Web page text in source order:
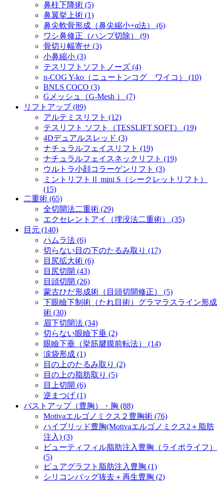
鼻柱下降術 (5)
鼻翼挙上術 (1)
鼻尖軟骨形成（鼻尖縮小+α法） (6)
ワシ鼻修正（ハンプ切除） (9)
骨切り幅寄せ (3)
小鼻縮小 (3)
テスリフトソフトノーズ (4)
n-COG Y-ko（ニュートンコグ ワイコ） (10)
BNLS COCO (3)
Gメッシュ（G-Mesh ） (7)
リフトアップ (89)
アルテミスリフト (12)
テスリフト ソフト（TESSLIFT SOFT） (19)
4Dデュアルスレッド (3)
ナチュラルフェイスリフト (19)
ナチュラルフェイスネックリフト (19)
ウルトラ小顔コラーゲンリフト (3)
ミントリフトⅡ mini S（シークレットリフト）
(15)
二重術 (65)
全切開法二重術 (29)
エクセレントアイ（埋没法二重術） (35)
目元 (140)
ハムラ法 (6)
切らない目の下のたるみ取り (17)
目尻拡大術 (6)
目尻切開 (43)
目頭切開 (26)
蒙古ひだ形成術（目頭切開修正） (5)
下眼瞼下制術（たれ目術）グラマラスライン形成
術 (30)
眉下切開法 (34)
切らない眼瞼下垂 (2)
眼瞼下垂（挙筋腱膜前転法） (14)
涙袋形成 (1)
目の上のたるみ取り (2)
目の上の脂肪取り (5)
目上切開 (6)
逆まつげ (1)
バストアップ（豊胸）・胸 (88)
Motivaエルゴノミクス２豊胸術 (76)
ハイブリッド豊胸(Motivaエルゴノミクス2＋脂肪
注入) (3)
ビューティフィル脂肪注入豊胸（ライポライフ）
(5)
ピュアグラフト脂肪注入豊胸 (1)
シリコンバッグ抜去＋再生豊胸 (2)